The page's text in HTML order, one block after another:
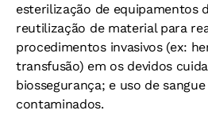
esterilização de equipamentos
reutilização de material para
procedimentos invasivos (ex:
transfusão) em os devidos
biossegurança; e uso de
contaminados.